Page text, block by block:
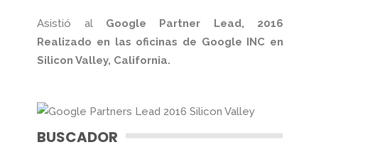
Asistió al Google Partner Lead, 2016
Realizado en las oficinas de Google INC en
Silicon Valley, California.
BUSCADOR